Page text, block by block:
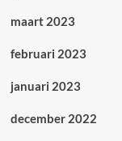
maart 2023
februari 2023
januari 2023
december 2022